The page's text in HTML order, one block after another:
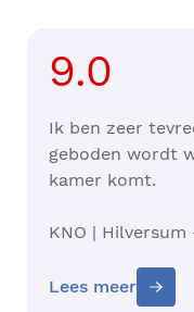
9.0
Ik ben zeer
geboden wordt
kamer komt.
KNO | Hilversum
Lees meer